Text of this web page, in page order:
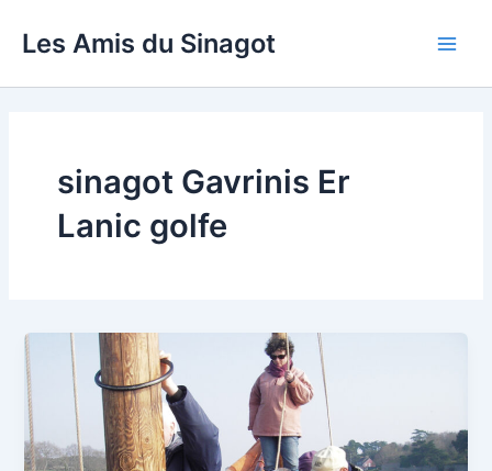
Les Amis du Sinagot
sinagot Gavrinis Er
Lanic golfe